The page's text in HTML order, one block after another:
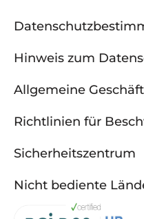
Hinweis zum
Allgemeine
Richtlinien für
Sicherheitszentrum
Nicht bediente